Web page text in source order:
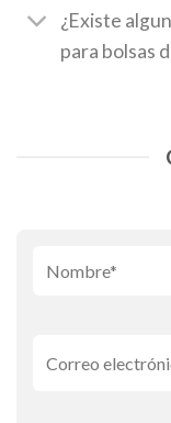
¿Existe
para bolsas